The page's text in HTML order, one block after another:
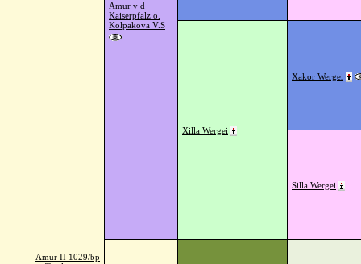
Amur II 1029/bp
Amur v d
Kaiserpfalz o.
Kolpakova V.S
Xilla Wergei
Xakor Wergei
Silla Wergei